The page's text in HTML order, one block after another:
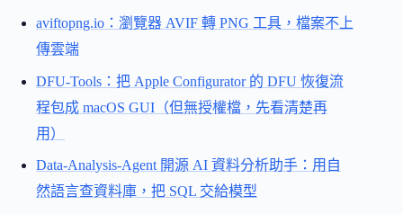
aviftopng.io：瀏覽器 AVIF 轉 PNG 工具，檔案不上
傳雲端
DFU-Tools：把 Apple Configurator 的 DFU 恢復流
程包成 macOS GUI（但無授權檔，先看清楚再
用）
Data-Analysis-Agent 開源 AI 資料分析助手：用自
然語言查資料庫，把 SQL 交給模型